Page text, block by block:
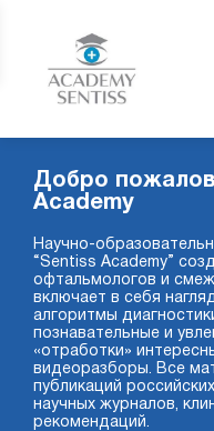
Добро
Academy
Научно-
“Sentiss Academy”
офтальмологов и
включает в себя
алгоритмы
познавательные и
«отработки»
видеоразборы. Все
публикаций
научных журналов,
рекомендаций.